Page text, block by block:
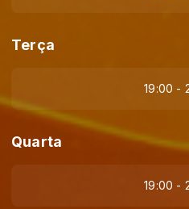
Terça
19:00 -
Quarta
19:00 -